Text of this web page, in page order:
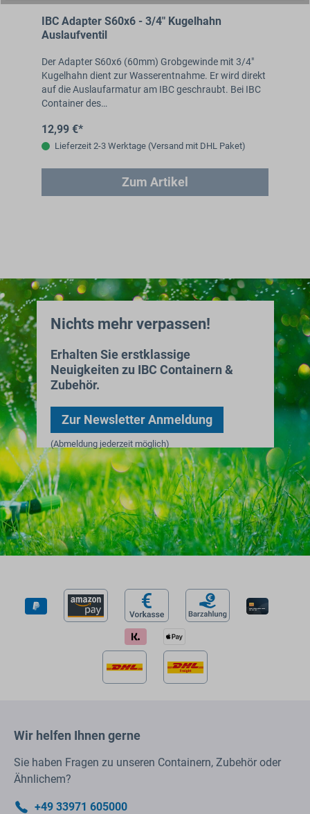
IBC Adapter S60x6 - 3/4" Kugelhahn
Auslaufventil
Der Adapter S60x6 (60mm) Grobgewinde mit 3/4"
Kugelhahn dient zur Wasserentnahme. Er wird direkt
auf die Auslaufarmatur am IBC geschraubt. Bei IBC
Container des…
12,99 €*
Lieferzeit 2-3 Werktage (Versand mit DHL Paket)
Zum Artikel
Nichts mehr verpassen!
Erhalten Sie erstklassige
Neuigkeiten zu IBC Containern &
Zubehör.
Zur Newsletter Anmeldung
(Abmeldung jederzeit möglich)
Wir helfen Ihnen gerne
Sie haben Fragen zu unseren Containern, Zubehör oder
Ähnlichem?
+49 33971 605000